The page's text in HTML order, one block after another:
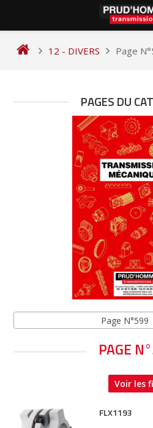
12 - DIVERS Page
PAGES DU
Page N°599
PAGE
Voir les
FLX1193